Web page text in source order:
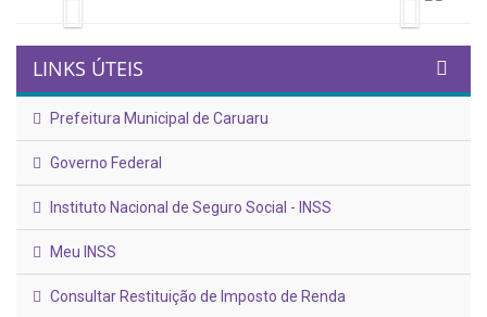
Previous
Next
LINKS ÚTEIS
Prefeitura Municipal de Caruaru
Governo Federal
Instituto Nacional de Seguro Social - INSS
Meu INSS
Consultar Restituição de Imposto de Renda